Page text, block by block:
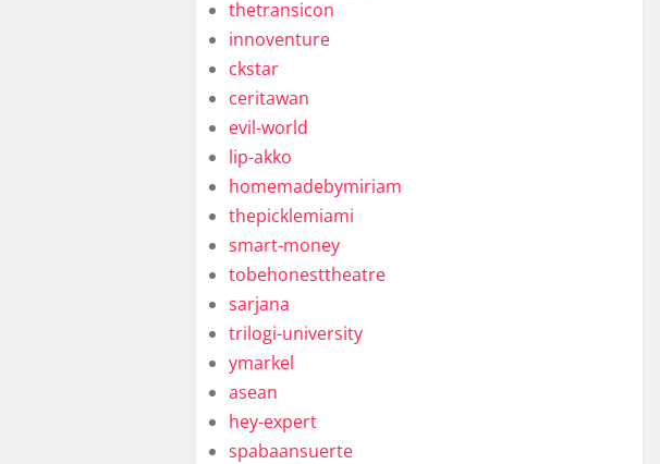
thetransicon
innoventure
ckstar
ceritawan
evil-world
lip-akko
homemadebymiriam
thepicklemiami
smart-money
tobehonesttheatre
sarjana
trilogi-university
ymarkel
asean
hey-expert
spabaansuerte